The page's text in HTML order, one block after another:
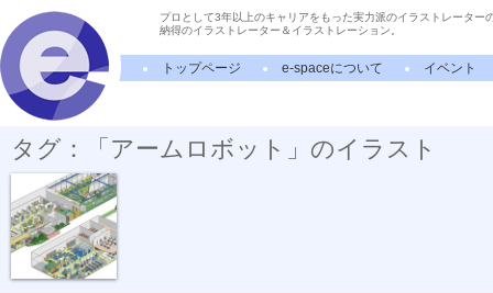
プロとして3年以上のキャリアをもった実力派のイラストレーター
納得のイラストレーター＆イラストレーション。
トップページ e-spaceについて イベント
タグ：「アームロボット」のイラスト
電機会社社屋